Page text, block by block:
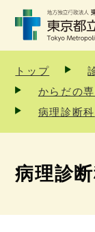
トップ
からだの
病理診断科
病理診